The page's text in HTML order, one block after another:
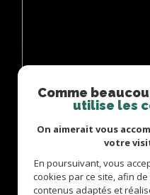
Comme
utilise les
On aimerait vous
votre
En poursuivant, vous
cookies par ce site, afin
contenus adaptés et